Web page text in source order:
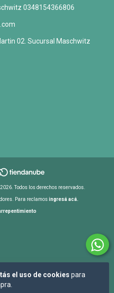
el uso de cookies para
0348154366806
02. Sucursal Maschwitz
Todos los derechos reservados.
Para reclamos ingresá acá.